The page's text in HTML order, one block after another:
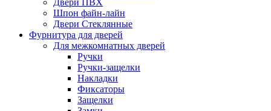
Двери ПВХ
Шпон файн-лайн
Двери Стеклянные
Фурнитура для дверей
Для межкомнатных дверей
Ручки
Ручки-защелки
Накладки
Фиксаторы
Защелки